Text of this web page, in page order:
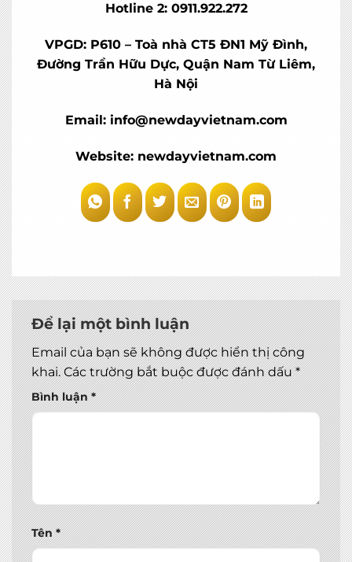
Hotline 2: 0911.922.272
VPGD: P610 – Toà nhà CT5 ĐN1 Mỹ Đình,
Đường Trần Hữu Dực, Quận Nam Từ Liêm,
Hà Nội
Email: info@newdayvietnam.com
Website: newdayvietnam.com
Để lại một bình luận
Email của bạn sẽ không được hiển thị công
khai. Các trường bắt buộc được đánh dấu*
Bình luận*
Tên*